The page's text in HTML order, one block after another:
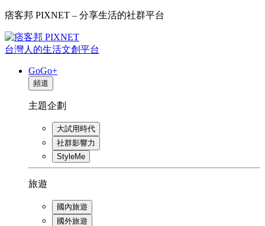
痞客邦 PIXNET – 分享生活的社群平台
台灣人的生活文創平台
GoGo+
頻道
主題企劃
大試用時代
社群影響力
StyleMe
旅遊
國內旅遊
國外旅遊